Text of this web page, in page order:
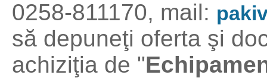
0258-811170, mail:
să depuneţi oferta şi
achiziţia de "